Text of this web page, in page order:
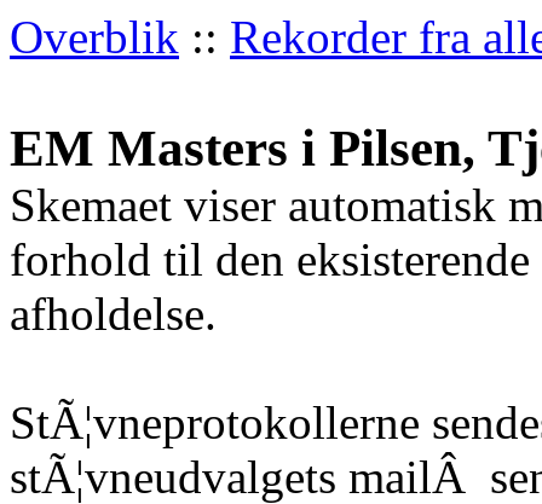
Overblik :: Rekorder fra
EM Masters i Pilsen,
Skemaet viser automatisk
forhold til den
afholdelse.
StÃ¦vneprotokollerne
stÃ¦vneudvalgets mailÂ